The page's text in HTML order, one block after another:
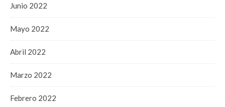
Junio 2022
Mayo 2022
Abril 2022
Marzo 2022
Febrero 2022